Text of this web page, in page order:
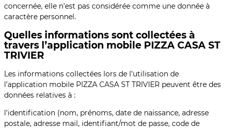
concernée, elle n’est pas considérée comme une donnée à
caractère personnel.
Quelles informations sont collectées à
travers l’application mobile PIZZA CASA ST
TRIVIER
Les informations collectées lors de l’utilisation de
l’application mobile PIZZA CASA ST TRIVIER peuvent être des
données relatives à :
l’identification (nom, prénoms, date de naissance, adresse
postale, adresse mail, identifiant/mot de passe, code de